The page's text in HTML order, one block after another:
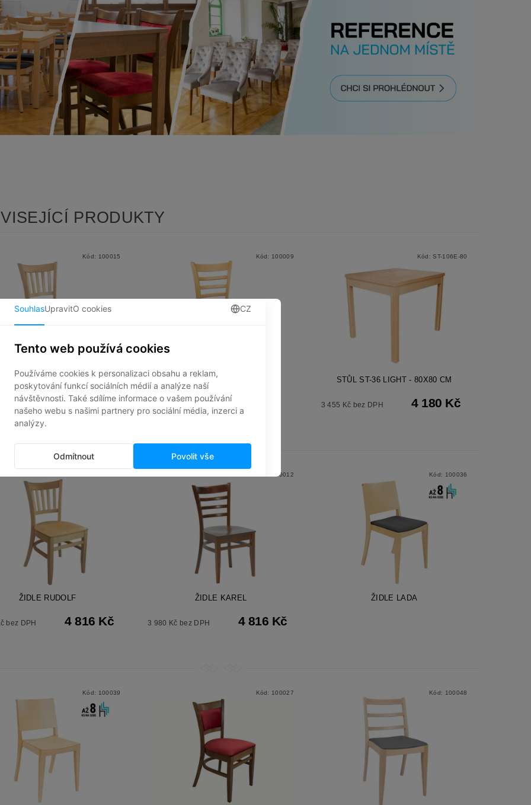
PRODUKTY
Kód: 100015 Kód: 100009
ŽIDLE KAREL
Kód:ST-106E-80
STŮL ST-36 LIGHT - 80X80 CM
3 455 Kč bez DPH 4 180 Kč
ŽIDLE RUDOLF
bez DPH 4 816 Kč
100012
ŽIDLE KAREL
3 980 Kč bez DPH 4 816 Kč
Kód: 100036
ŽIDLE LADA
Kód: 100039 Kód: 100027 Kód: 100048